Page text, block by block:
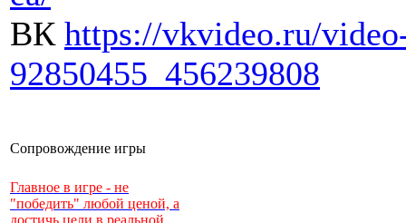
ВК https://vkvideo.ru/
92850455_456239808
Сопровождение игры
Главное в игре - не
"победить" любой ценой, а
достичь цели в реальной